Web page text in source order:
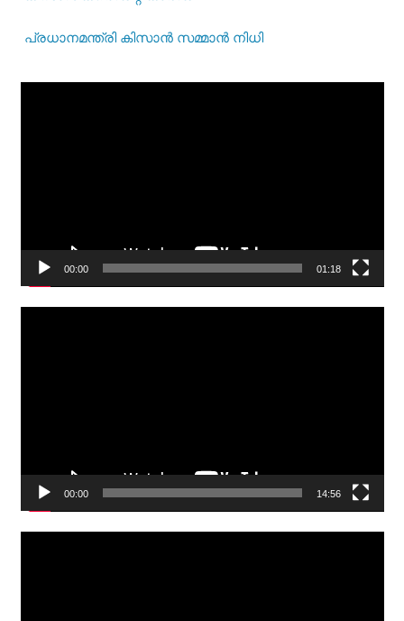
പ്രധാനമന്ത്രി കിസാന്‍ സമ്മാന്‍ നിധി
00:00 01:18
00:00 14:56